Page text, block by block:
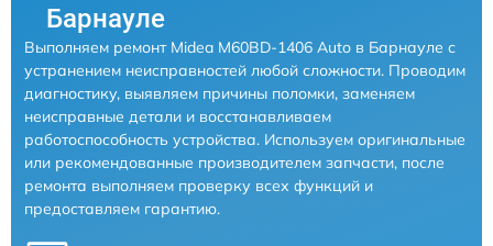
Барнауле
Выполняем ремонт Midea M60BD-1406 Auto в Барнауле с
устранением неисправностей любой сложности. Проводим
диагностику, выявляем причины поломки, заменяем
неисправные детали и восстанавливаем
работоспособность устройства. Используем оригинальные
или рекомендованные производителем запчасти, после
ремонта выполняем проверку всех функций и
предоставляем гарантию.